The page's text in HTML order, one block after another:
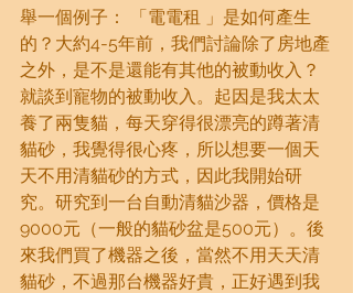
舉一個例子： 「電電租 」是如何產生
的？大約4-5年前，我們討論除了房地產
之外，是不是還能有其他的被動收入？
就談到寵物的被動收入。起因是我太太
養了兩隻貓，每天穿得很漂亮的蹲著清
貓砂，我覺得很心疼，所以想要一個天
天不用清貓砂的方式，因此我開始研
究。研究到一台自動清貓沙器，價格是
9000元（一般的貓砂盆是500元）。後
來我們買了機器之後，當然不用天天清
貓砂，不過那台機器好貴，正好遇到我